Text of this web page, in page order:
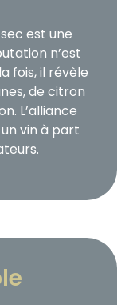
est une
n’est
fois, il révèle
de citron
L’alliance
vin à part